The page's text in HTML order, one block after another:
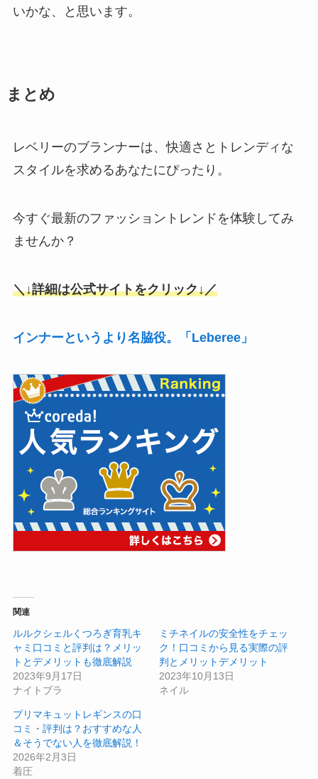
いかな、と思います。
まとめ
レベリーのブランナーは、快適さとトレンディな
スタイルを求めるあなたにぴったり。
今すぐ最新のファッショントレンドを体験してみ
ませんか？
＼↓詳細は公式サイトをクリック↓／
インナーというより名脇役。「Leberee」
関連
ルルクシェルくつろぎ育乳キ
ャミ口コミと評判は？メリッ
トとデメリットも徹底解説
2023年9月17日
ナイトブラ
ミチネイルの安全性をチェッ
ク！口コミから見る実際の評
判とメリットデメリット
2023年10月13日
ネイル
プリマキュットレギンスの口
コミ・評判は？おすすめな人
＆そうでない人を徹底解説！
2026年2月3日
着圧